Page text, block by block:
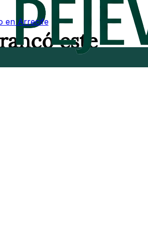
en Arrecife
este